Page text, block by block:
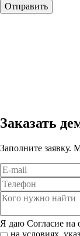
Отправить
Заказать
Заполните заявку.
Я даю Согласие на